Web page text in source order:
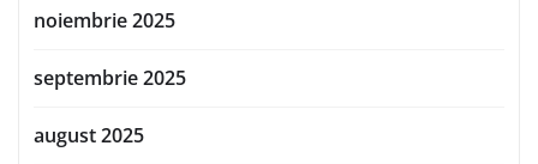
noiembrie 2025
septembrie 2025
august 2025